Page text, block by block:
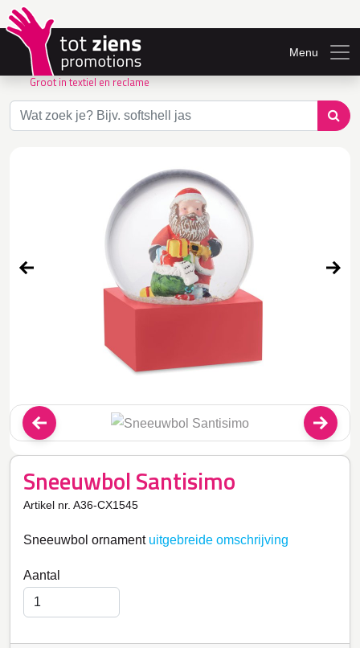
Groot in textiel en reclame
Menu
Sneeuwbol Santisimo
Artikel nr. A36-CX1545
Sneeuwbol ornament uitgebreide omschrijving
Aantal